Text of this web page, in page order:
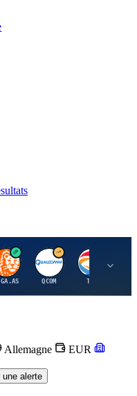
I Q
QCOM
T
TTE
Allemagne
EUR
une alerte